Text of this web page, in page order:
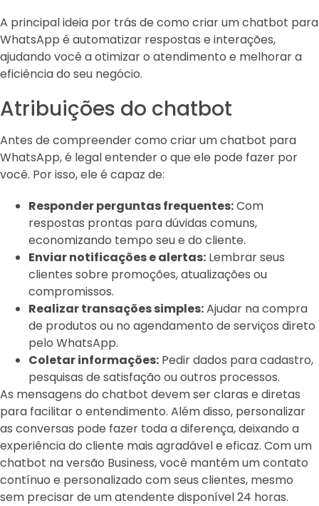
A principal ideia por trás de como criar um chatbot para
WhatsApp é automatizar respostas e interações,
ajudando você a otimizar o atendimento e melhorar a
eficiência do seu negócio.
Atribuições do chatbot
Antes de compreender como criar um chatbot para
WhatsApp, é legal entender o que ele pode fazer por
você. Por isso, ele é capaz de:
Responder perguntas frequentes:Com
respostas prontas para dúvidas comuns,
economizando tempo seu e do cliente.
Enviar notificações e alertas: Lembrar seus
clientes sobre promoções, atualizações ou
compromissos.
Realizar transações simples:Ajudar na compra
de produtos ou no agendamento de serviços direto
pelo WhatsApp.
Coletar informações: Pedir dados para cadastro,
pesquisas de satisfação ou outros processos.
As mensagens do chatbot devem ser claras e diretas
para facilitar o entendimento. Além disso, personalizar
as conversas pode fazer toda a diferença, deixando a
experiência do cliente mais agradável e eficaz. Com um
chatbot na versão Business, você mantém um contato
contínuo e personalizado com seus clientes, mesmo
sem precisar de um atendente disponível 24 horas.